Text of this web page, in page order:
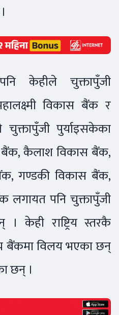
केहीले चुक्तापुँजी
विकास बैंक र
पुर्याइसकेका
बैंक, कैलाश विकास बैंक,
गण्डकी विकास बैंक,
लगायत पनि चुक्तापुँजी
केही राष्ट्रिय स्तरकै
बैंकमा विलय भएका छन्
छन् ।